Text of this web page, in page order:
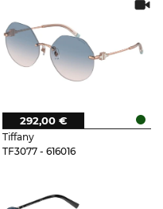
Tiffany
TF3077 - 616016
292,00 €